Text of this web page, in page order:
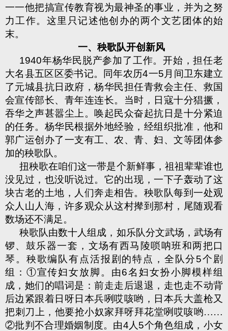
一一他把搞宣传教育视为最神圣的事业，并为之努
力工作。这里只记述他创办的两个文艺团体的始
末。
一、秧歌队开创新风
1940年杨华民脱产参加了工作。开始，担任老
大名县五区区委书记。同年农历4一5 月间卫东建立
了元城县抗日政府，杨华民担任青救会主任、救国
会宣传部长、青年连连长。当时，日寇十分猖撅，
吞华之声甚嚣尘上。唤起民众奋起抗日是十分紧迫
的任务。杨华民根据外地经验，经组织批准，他和
郭广运创办了一支有工、农、青、妇、文等团体参
加的秧歌队。
扭秧歌在咱们这一带是个新鲜事，祖祖辈辈谁也
没见过，也没听说过。它的出现，一下子轰动了这
块古老的土地，人们奔走相告。秧歌队每到一处观
众人山人海，许多观众从这村撵到那村，尾随观看
数场还不满足。
秧歌队由数十人组成，如乐队分文武场，武场有
锣、鼓乐器一套，文场有西马陵唢呐班和两把口
琴。秧歌编队有点活报剧的特点，全队分5个剧
组：①宣传妇女放脚。由6名妇女扮小脚模样组
成，她们的唱词是：前走走后退退，走也走不动背
后边紧跟着日呀日本兵咧哎咳哟，日本兵大盖枪又
把刺刀上，他要抢小奴家拜呀拜花堂咧哎咳哟……
②批判不合理婚姻制度。由4 人 5个角色组成，小女